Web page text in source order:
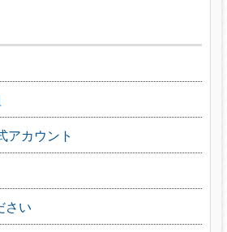
アカウント
さい